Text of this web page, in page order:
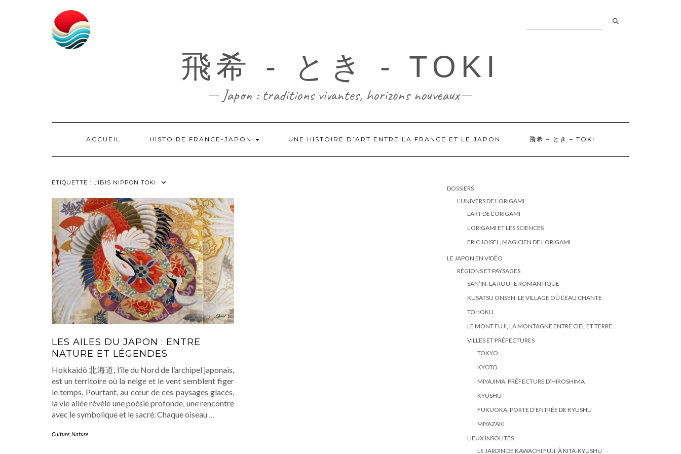
飛希 - とき - TOKI
Japon : traditions vivantes, horizons nouveaux
ACCUEIL HISTOIRE FRANCE-JAPON UNE HISTOIRE D’ART ENTRE LA FRANCE ET LE JAPON 飛希 – とき – TOKI
ÉTIQUETTE : L’IBIS NIPPON TOKI
LES AILES DU JAPON : ENTRE
NATURE ET LÉGENDES
Hokkaidô 北海道, l’île du Nord de l’archipel japonais,
est un territoire où la neige et le vent semblent figer
le temps. Pourtant, au cœur de ces paysages glacés,
la vie ailée révèle une poésie profonde, une rencontre
avec le symbolique et le sacré. Chaque oiseau …
Culture Nature
DOSSIERS
L’UNIVERS DE L’ORIGAMI
L’ART DE L’ORIGAMI
L’ORIGAMI ET LES SCIENCES
ERIC JOISEL, MAGICIEN DE L’ORIGAMI
LE JAPON EN VIDÉO
RÉGIONS ET PAYSAGES
SAN’IN, LA ROUTE ROMANTIQUE
KUSATSU ONSEN, LE VILLAGE OÙ L’EAU CHANTE
TOHOKU
LE MONT FUJI, LA MONTAGNE ENTRE CIEL ET TERRE
VILLES ET PRÉFECTURES
TOKYO
KYOTO
MIYAJIMA, PRÉFECTURE D’HIROSHIMA
KYUSHU
FUKUOKA, PORTE D’ENTRÉE DE KYUSHU
MIYAZAKI
LIEUX INSOLITES
LE JARDIN DE KAWACHI FUJI, À KITA-KYUSHU